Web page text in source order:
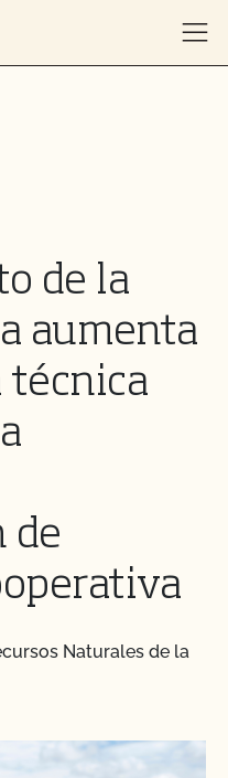
de la
aumenta
técnica
de
Naturales de la